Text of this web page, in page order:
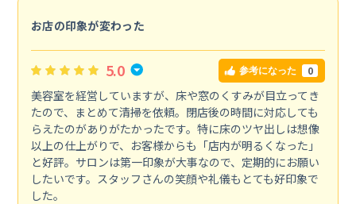
お店の印象が変わった
5.0 参考になった 0
美容室を経営していますが、床や窓のくすみが目立ってき
たので、まとめて清掃を依頼。閉店後の時間に対応しても
らえたのがありがたかったです。特に床のツヤ出しは想像
以上の仕上がりで、お客様からも「店内が明るくなった」
と好評。サロンは第一印象が大事なので、定期的にお願い
したいです。スタッフさんの笑顔や礼儀もとても好印象で
した。